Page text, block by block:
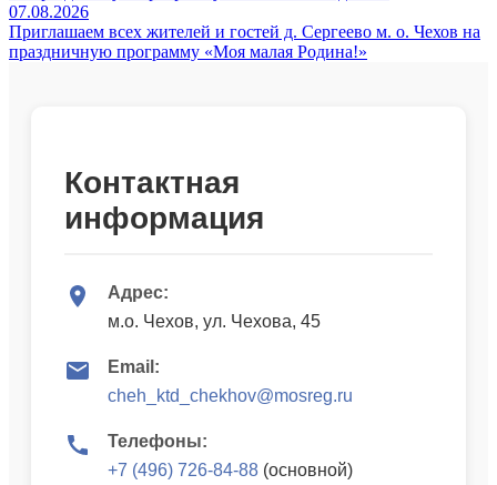
07.08.2026
Приглашаем всех жителей и гостей д. Сергеево м. о. Чехов на
праздничную программу «Моя малая Родина!»
Контактная
информация
Адрес:
м.о. Чехов, ул. Чехова, 45
Email:
cheh_ktd_chekhov@mosreg.ru
Телефоны:
+7 (496) 726-84-88 (основной)